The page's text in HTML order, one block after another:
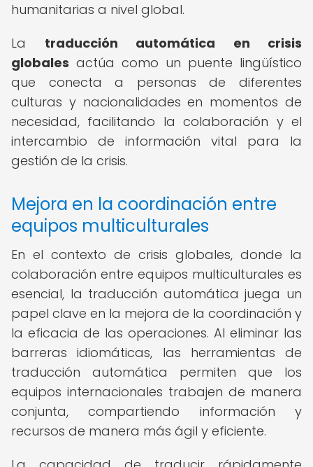
humanitarias a nivel global.
La traducción automática en crisis
globales actúa como un puente lingüístico
que conecta a personas de diferentes
culturas y nacionalidades en momentos de
necesidad, facilitando la colaboración y el
intercambio de información vital para la
gestión de la crisis.
Mejora en la coordinación entre
equipos multiculturales
En el contexto de crisis globales, donde la
colaboración entre equipos multiculturales es
esencial, la traducción automática juega un
papel clave en la mejora de la coordinación y
la eficacia de las operaciones. Al eliminar las
barreras idiomáticas, las herramientas de
traducción automática permiten que los
equipos internacionales trabajen de manera
conjunta, compartiendo información y
recursos de manera más ágil y eficiente.